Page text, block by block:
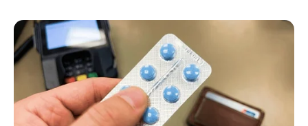
Bilderfreigabe: Die Bilder dieser Seite dürfen unter
bestimmten Bedingungen für private und kommerzielle
Zwecke kostenlos benutzt werden. Weiteres siehe
Bilderfreigabe.